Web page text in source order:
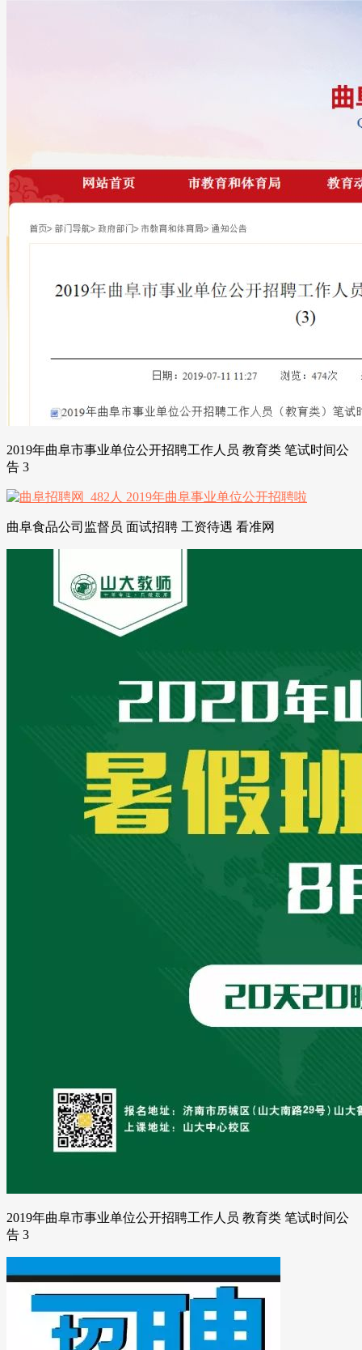
2019年曲阜市事业单位公开招聘工作人员 教育类 笔试时间公
告 3
曲阜食品公司监督员 面试招聘 工资待遇 看准网
2019年曲阜市事业单位公开招聘工作人员 教育类 笔试时间公
告 3